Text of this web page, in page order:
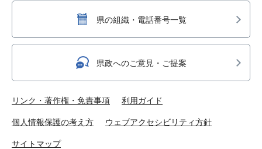
県の組織・電話番号一覧
県政へのご意見・ご提案
リンク・著作権・免責事項 利用ガイド
個人情報保護の考え方 ウェブアクセシビリティ方針
サイトマップ